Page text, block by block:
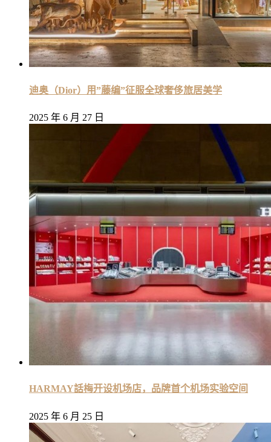
迪奥（Dior）用”藤编”征服全球奢侈旅居美学
2025 年 6 月 27 日
HARMAY話梅开设机场店，品牌首个机场实验空间
2025 年 6 月 25 日